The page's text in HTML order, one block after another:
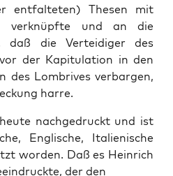
ent­fal­teten) The­sen mit
verknüpfte und an die
daß die Vertei­di­ger des
der Kapit­u­la­tion in den
des Lom­brives ver­bar­gen,
harre.
nachge­druckt und ist
Englis­che, Ital­ienis­che
wor­den. Daß es Hein­rich
der den